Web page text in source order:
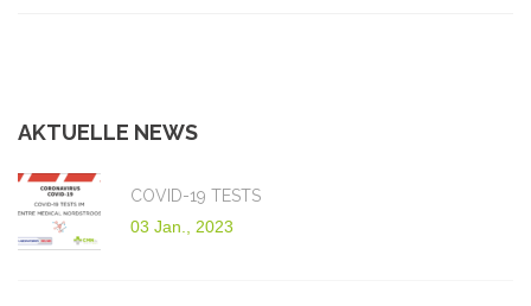
AKTUELLE NEWS
COVID-19 TESTS
03 Jan., 2023